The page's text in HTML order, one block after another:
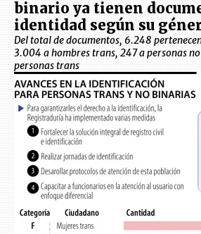
binario ya tienen
identidad según su
Del total de documentos, 6.248
3.004 a hombres trans, 247 a personas
personas trans